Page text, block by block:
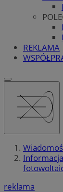
REKLAMA
reklama